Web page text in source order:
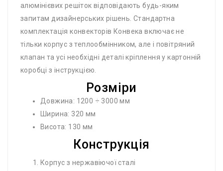
алюмінієвих решіток відповідають будь-яким
запитам дизайнерських рішень. Стандартна
комплектація конвекторів Конвека включає не
тільки корпус з теплообмінником, але і повітряний
клапан та усі необхідні деталі кріплення у картонній
коробці з інструкцією.
Розміри
Довжина: 1200 ÷ 3000 мм
Ширина: 320 мм
Висота: 130 мм
Конструкція
Корпус з нержавіючої сталі